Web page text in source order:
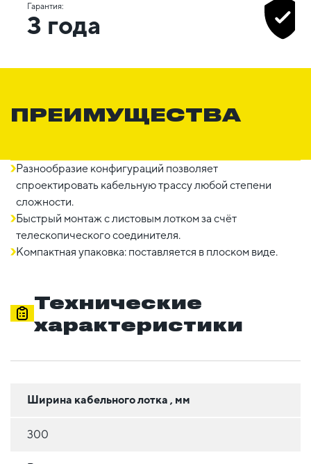
Гарантия:
3 года
ПРЕИМУЩЕСТВА
Разнообразие конфигураций позволяет
спроектировать кабельную трассу любой степени
сложности.
Быстрый монтаж с листовым лотком за счёт
телескопического соединителя.
Компактная упаковка: поставляется в плоском виде.
Технические
характеристики
Ширина кабельного лотка , мм
300